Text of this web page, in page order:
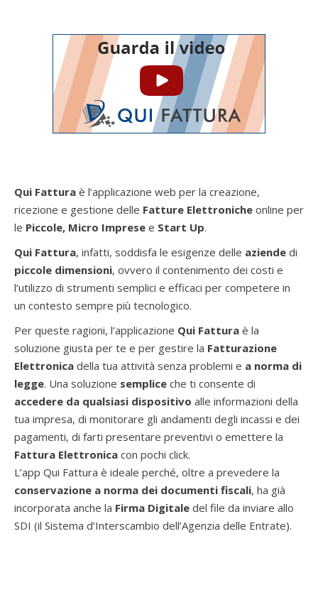
Qui Fattura è l’applicazione web per la creazione,
ricezione e gestione delle Fatture Elettroniche online per
le Piccole, Micro Imprese e Start Up.
Qui Fattura, infatti, soddisfa le esigenze delle aziende di
piccole dimensioni, ovvero il contenimento dei costi e
l’utilizzo di strumenti semplici e efficaci per competere in
un contesto sempre più tecnologico.
Per queste ragioni, l’applicazione Qui Fattura è la
soluzione giusta per te e per gestire la Fatturazione
Elettronica della tua attività senza problemi e a norma di
legge. Una soluzione semplice che ti consente di
accedere da qualsiasi dispositivo alle informazioni della
tua impresa, di monitorare gli andamenti degli incassi e dei
pagamenti, di farti presentare preventivi o emettere la
Fattura Elettronica con pochi click.
L’app Qui Fattura è ideale perché, oltre a prevedere la
conservazione a norma dei documenti fiscali, ha già
incorporata anche la Firma Digitale del file da inviare allo
SDI (il Sistema d’Interscambio dell’Agenzia delle Entrate).